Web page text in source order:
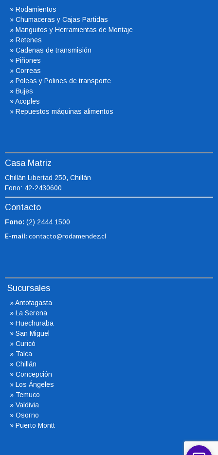
» Rodamientos
» Chumaceras y Cajas Partidas
» Manguitos y Herramientas de Montaje
» Retenes
» Cadenas de transmisión
» Piñones
» Correas
» Poleas y Polines de transporte
» Bujes
»Acoples
» Repuestos máquinas alimentos
Casa Matriz
Chillán Libertad 250, Chillán
Fono: 42-2430600
Contacto
Fono: (2) 2444 1500
E-mail: contacto@rodamendez.cl
Sucursales
»Antofagasta
» La Serena
» Huechuraba
» San Miguel
» Curicó
» Talca
» Chillán
» Concepción
» Los Ángeles
» Temuco
» Valdivia
» Osorno
» Puerto Montt